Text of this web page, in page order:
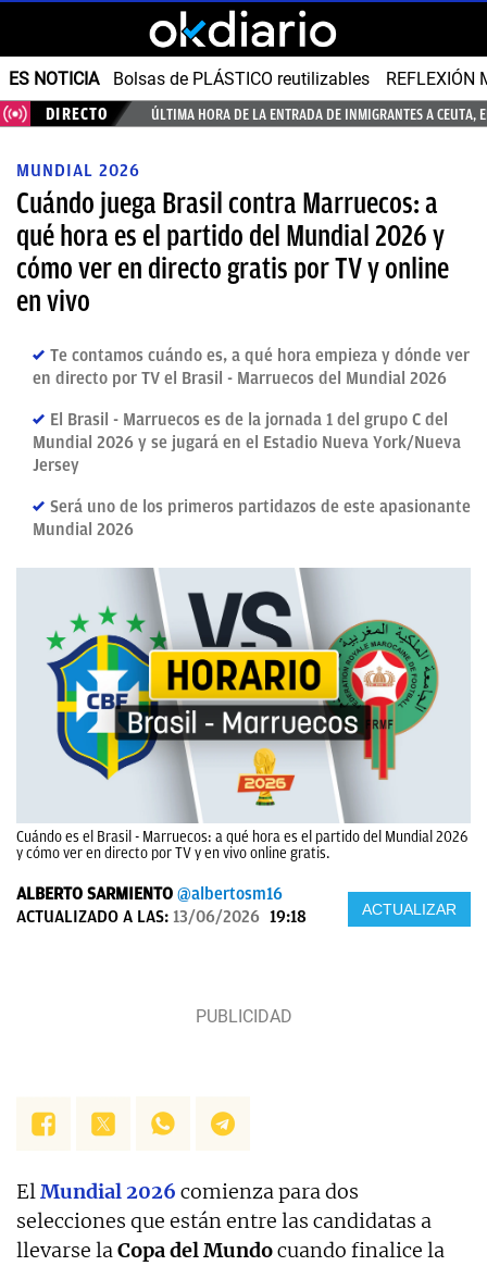
ES NOTICIA Bolsas de PLÁSTICO reutilizables REFLEXIÓN
DIRECTO ÚLTIMA HORA DE LA ENTRADA DE INMIGRANTES A CEUTA,
MUNDIAL 2026
Cuándo juega Brasil contra Marruecos: a
qué hora es el partido del Mundial 2026 y
cómo ver en directo gratis por TV y online
en vivo
Te contamos cuándo es, a qué hora empieza y dónde ver
en directo por TV el Brasil - Marruecos del Mundial 2026
El Brasil - Marruecos es de la jornada 1 del grupo C del
Mundial 2026 y se jugará en el Estadio Nueva York/Nueva
Jersey
Será uno de los primeros partidazos de este apasionante
Mundial 2026
Cuándo es el Brasil - Marruecos: a qué hora es el partido del Mundial 2026
y cómo ver en directo por TV y en vivo online gratis.
ALBERTO SARMIENTO @albertosm16
ACTUALIZADO A LAS: 13/06/2026 19:18 ACTUALIZAR
ElMundial 2026 comienza para dos
selecciones que están entre las candidatas a
llevarse laCopa del Mundocuando finalice la